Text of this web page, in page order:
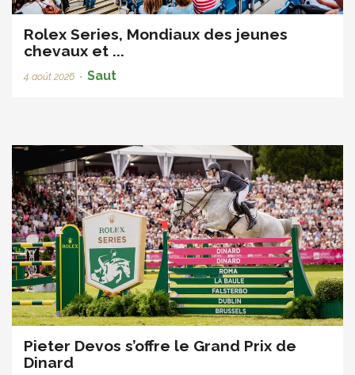
Rolex Series, Mondiaux des jeunes
chevaux et ...
4 août 2026 • Saut
Pieter Devos s’offre le Grand Prix de
Dinard